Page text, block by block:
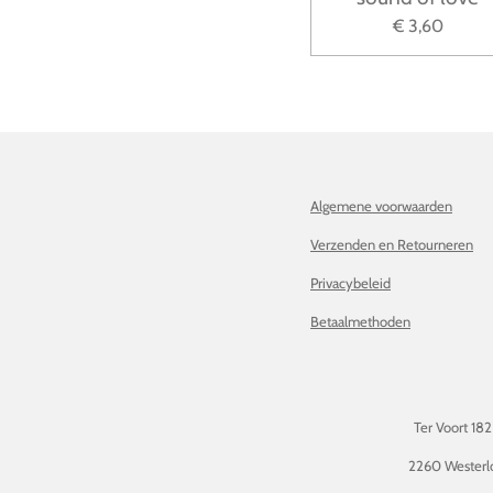
€ 3,60
Algemene voorwaarden
Verzenden en Retourneren
Privacybeleid
Betaalmethoden
Ter Voort 182
2260